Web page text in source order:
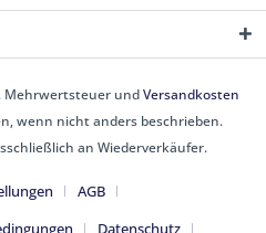
Mehrwertsteuer undVersandkosten
wenn nicht anders beschrieben.
an Wiederverkäufer.
AGB
Datenschutz